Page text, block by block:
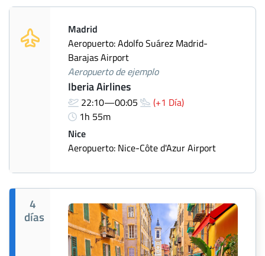
Madrid
Aeropuerto: Adolfo Suárez Madrid-
Barajas Airport
Aeropuerto de ejemplo
Iberia Airlines
22:10—00:05
(+1 Día)
1h 55m
Nice
Aeropuerto: Nice-Côte d'Azur Airport
4
días